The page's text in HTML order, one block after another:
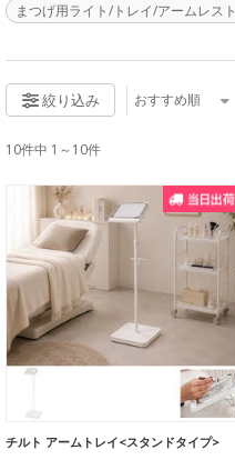
まつげ用ライト/トレイ/アームレスト
絞り込み おすすめ順
10件中 1～10件
チルト アームトレイ<スタンドタイプ>